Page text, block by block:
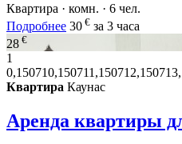
Квартира · комн. · 6 чел.
Подробнее 30 € за 3 часа
28 €
1
Квартира Каунас
Аренда квартиры